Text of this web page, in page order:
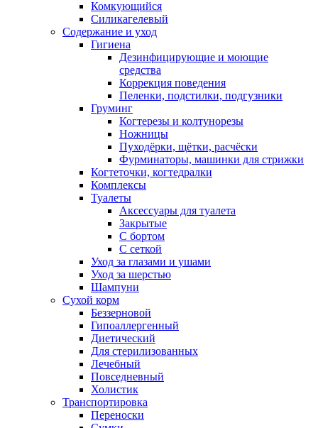
Комкующийся
Силикагелевый
Содержание и уход
Гигиена
Дезинфицирующие и моющие
средства
Коррекция поведения
Пеленки, подстилки, подгузники
Груминг
Когтерезы и колтунорезы
Ножницы
Пуходёрки, щётки, расчёски
Фурминаторы, машинки для стрижки
Когтеточки, когтедралки
Комплексы
Туалеты
Аксессуары для туалета
Закрытые
С бортом
С сеткой
Уход за глазами и ушами
Уход за шерстью
Шампуни
Сухой корм
Беззерновой
Гипоаллергенный
Диетический
Для стерилизованных
Лечебный
Повседневный
Холистик
Транспортировка
Переноски